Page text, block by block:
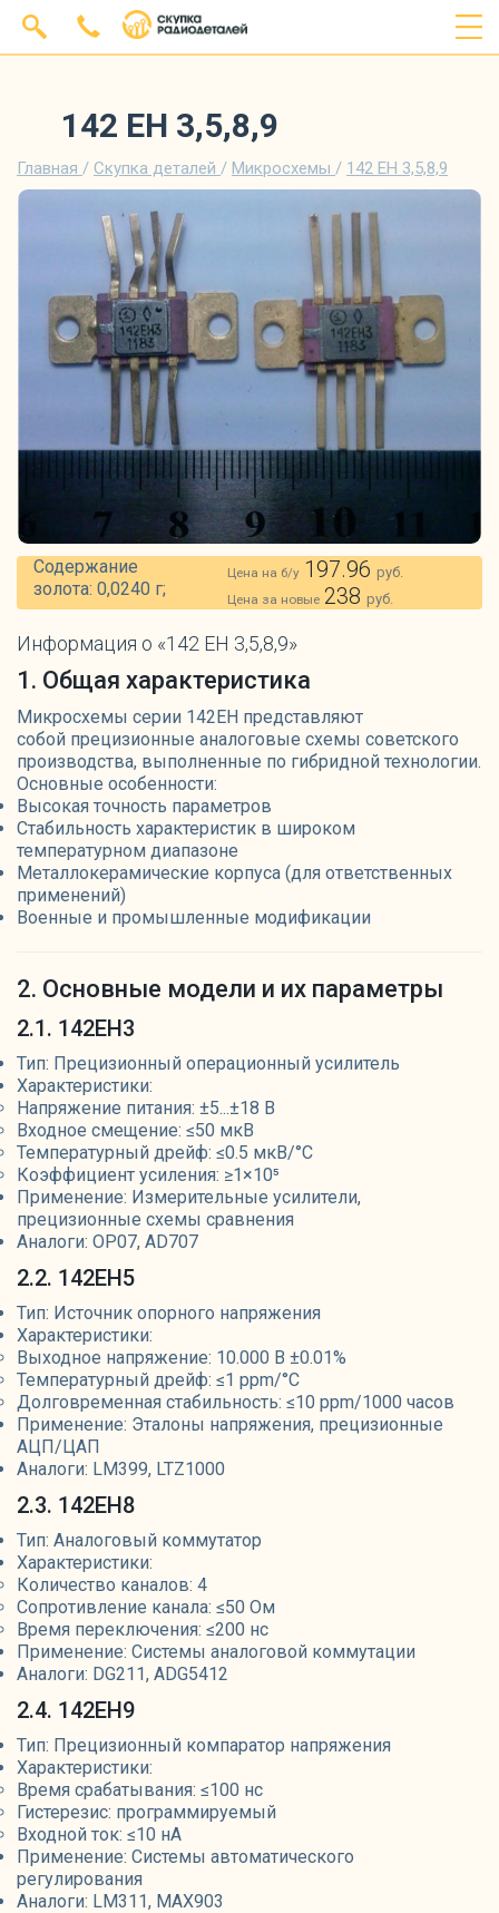
142 ЕН 3,5,8,9
Главная / Скупка деталей / Микросхемы / 142 ЕН 3,5,8,9
Содержание
золота: 0,0240 г;
Цена на б/у 197.96руб.
Цена за новые 238руб.
Информация о «142 ЕН 3,5,8,9»
1. Общая характеристика
Микросхемы серии 142ЕН представляют
собой прецизионные аналоговые схемы советского
производства, выполненные по гибридной технологии.
Основные особенности:
Высокая точность параметров
Стабильность характеристик в широком
температурном диапазоне
Металлокерамические корпуса (для ответственных
применений)
Военные и промышленные модификации
2. Основные модели и их параметры
2.1. 142ЕН3
Тип: Прецизионный операционный усилитель
Характеристики:
Напряжение питания: ±5...±18 В
Входное смещение: ≤50 мкВ
Температурный дрейф: ≤0.5 мкВ/°C
Коэффициент усиления: ≥1×10⁵
Применение: Измерительные усилители,
прецизионные схемы сравнения
Аналоги: OP07, AD707
2.2. 142ЕН5
Тип: Источник опорного напряжения
Характеристики:
Выходное напряжение: 10.000 В ±0.01%
Температурный дрейф: ≤1 ppm/°C
Долговременная стабильность: ≤10 ppm/1000 часов
Применение: Эталоны напряжения, прецизионные
АЦП/ЦАП
Аналоги: LM399, LTZ1000
2.3. 142ЕН8
Тип: Аналоговый коммутатор
Характеристики:
Количество каналов: 4
Сопротивление канала: ≤50 Ом
Время переключения: ≤200 нс
Применение: Системы аналоговой коммутации
Аналоги: DG211, ADG5412
2.4. 142ЕН9
Тип: Прецизионный компаратор напряжения
Характеристики:
Время срабатывания: ≤100 нс
Гистерезис: программируемый
Входной ток: ≤10 нА
Применение: Системы автоматического
регулирования
Аналоги: LM311, MAX903